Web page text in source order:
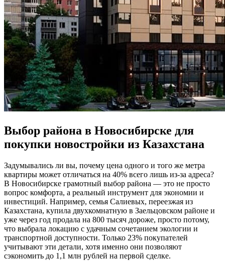
Выбор района в Новосибирске для
покупки новостройки из Казахстана
Задумывались ли вы, почему цена одного и того же метра
квартиры может отличаться на 40% всего лишь из-за адреса?
В Новосибирске грамотный выбор района — это не просто
вопрос комфорта, а реальный инструмент для экономии и
инвестиций. Например, семья Салиевых, переезжая из
Казахстана, купила двухкомнатную в Заельцовском районе и
уже через год продала на 800 тысяч дороже, просто потому,
что выбрала локацию с удачным сочетанием экологии и
транспортной доступности. Только 23% покупателей
учитывают эти детали, хотя именно они позволяют
сэкономить до 1,1 млн рублей на первой сделке.